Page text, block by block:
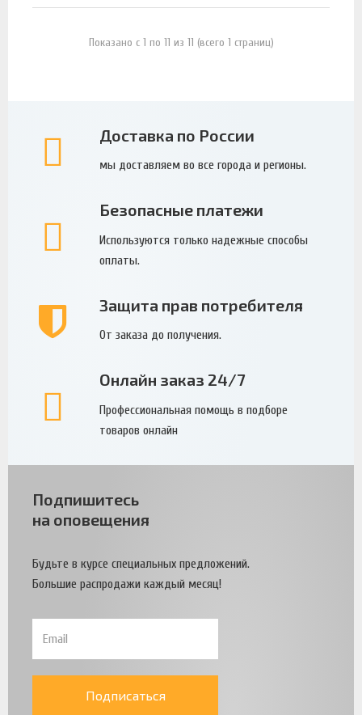
Показано с 1 по 11 из 11 (всего 1 страниц)
Доставка по России
мы доставляем во все города и регионы.
Безопасные платежи
Используются только надежные способы
оплаты.
Защита прав потребителя
От заказа до получения.
Онлайн заказ 24/7
Профессиональная помощь в подборе
товаров онлайн
Подпишитесь
на оповещения
Будьте в курсе специальных предложений.
Большие распродажи каждый месяц!
Подписаться